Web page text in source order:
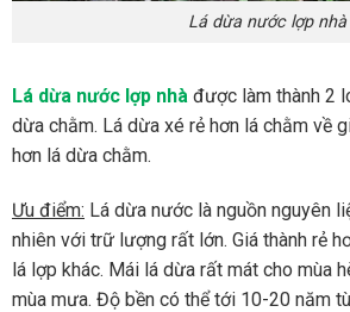
Lá dừa nước lợp nhà
Lá dừa nước lợp nhà được làm thành 2
dừa chằm. Lá dừa xé rẻ hơn lá chằm về
hơn lá dừa chằm.
Ưu điểm: Lá dừa nước là nguồn nguyên
nhiên với trữ lượng rất lớn. Giá thành rẻ
lá lợp khác. Mái lá dừa rất mát cho mùa
mùa mưa. Độ bền có thể tới 10-20 năm